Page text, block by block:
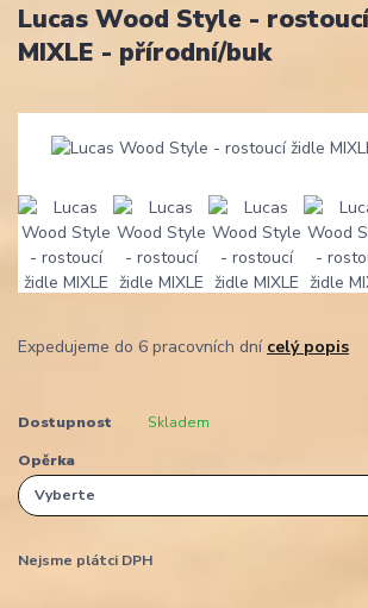
Lucas Wood Style -
MIXLE - přírodní/buk
Expedujeme do 6 pracovních dní celý popis
Dostupnost Skladem
Opěrka
Nejsme plátci DPH